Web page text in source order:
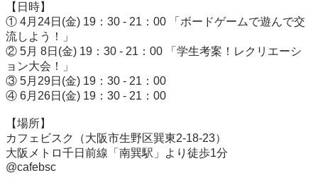
【日時】
① 4月24日(金) 19：30 - 21：00 「ボードゲームで遊んで交
流しよう！」
② 5月 8日(金) 19：30 - 21：00 「学生考案！レクリエーシ
ョン大会！」
③ 5月29日(金) 19：30 - 21：00
④ 6月26日(金) 19：30 - 21：00
【場所】
カフェビスク（大阪市生野区巽東2-18-23）
大阪メトロ千日前線「南巽駅」より徒歩1分
@cafebsc